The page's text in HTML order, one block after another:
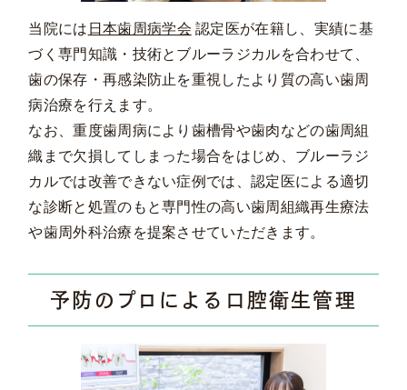
当院には 日本歯周病学会 認定医が在籍し、実績に基
づく専門知識・技術とブルーラジカルを合わせて、
歯の保存・再感染防止を重視したより質の高い歯周
病治療を行えます。
なお、重度歯周病により歯槽骨や歯肉などの歯周組
織まで欠損してしまった場合をはじめ、ブルーラジ
カルでは改善できない症例では、認定医による適切
な診断と処置のもと専門性の高い歯周組織再生療法
や歯周外科治療を提案させていただきます。
予防のプロによる口腔衛生管理